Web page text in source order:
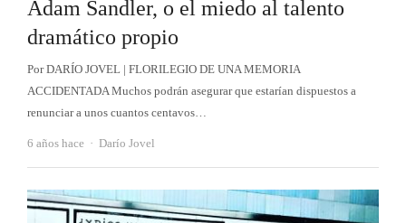
Adam Sandler, o el miedo al talento
dramático propio
Por DARÍO JOVEL | FLORILEGIO DE UNA MEMORIA
ACCIDENTADA Muchos podrán asegurar que estarían dispuestos a
renunciar a unos cuantos centavos…
6 años hace Autor
Darío Jovel